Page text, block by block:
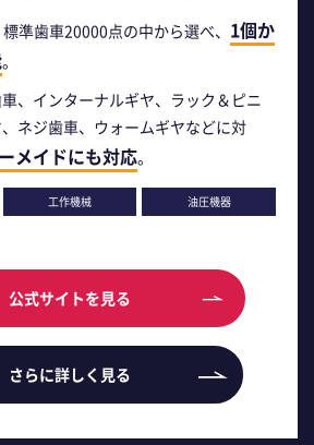
準歯車20000点の中から選べ、 1個か
。
、インターナルギヤ、ラック＆ピニ
ネジ歯車、ウォームギヤなどに対
メイドにも対応。
工作機械
油圧機器
公式サイトを見る
さらに詳しく見る